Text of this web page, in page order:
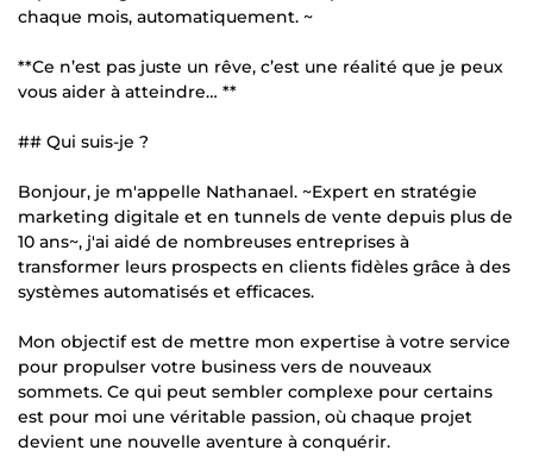
chaque mois, automatiquement. ~
**Ce n’est pas juste un rêve, c’est une réalité que je peux
vous aider à atteindre… **
## Qui suis-je ?
Bonjour, je m'appelle Nathanael. ~Expert en stratégie
marketing digitale et en tunnels de vente depuis plus de
10 ans~, j'ai aidé de nombreuses entreprises à
transformer leurs prospects en clients fidèles grâce à des
systèmes automatisés et efficaces.
Mon objectif est de mettre mon expertise à votre service
pour propulser votre business vers de nouveaux
sommets. Ce qui peut sembler complexe pour certains
est pour moi une véritable passion, où chaque projet
devient une nouvelle aventure à conquérir.